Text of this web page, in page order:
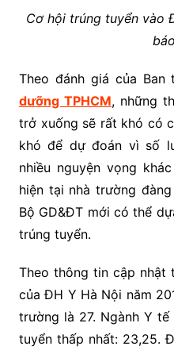
Cơ hội trúng tuyển vào
Theo đánh giá của
dưỡng TPHCM, những
trở xuống sẽ rất khó có
khó để dự đoán vì số
nhiều nguyện vọng
hiện tại nhà trường
Bộ GD&ĐT mới có thể
trúng tuyển.
Theo thông tin cập nhật
của ĐH Y Hà Nội năm
trường là 27. Ngành Y
tuyển thấp nhất: 23,25.